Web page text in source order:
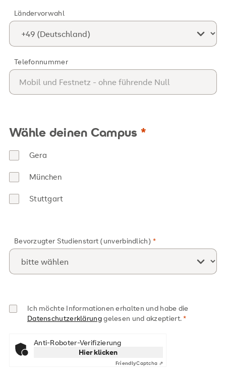
Ländervorwahl
Telefonnummer
Wähle deinen Campus
Gera
München
Stuttgart
Bevorzugter Studienstart (unverbindlich)
Ich möchte Informationen erhalten und habe die
Datenschutzerklärunggelesen und akzeptiert.
Anti-Roboter-Verifizierung
Hier klicken
FriendlyCaptcha ⇗